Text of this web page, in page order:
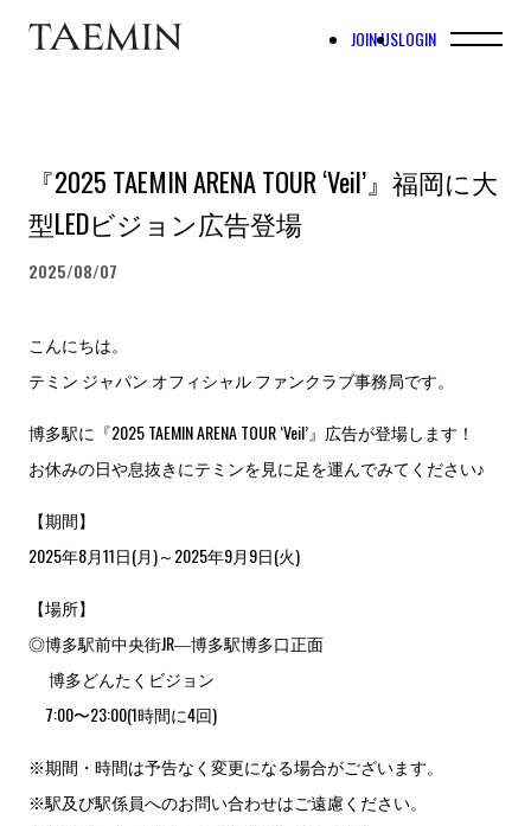
JOIN USLOGIN
『2025 TAEMIN ARENA TOUR ‘Veil’』福岡に大
型LEDビジョン広告登場
2025/08/07
こんにちは。
テミン ジャパン オフィシャル ファンクラブ事務局です。
博多駅に『2025 TAEMIN ARENA TOUR ‘Veil’』広告が登場します！
お休みの日や息抜きにテミンを見に足を運んでみてください♪
【期間】
2025年8月11日(月)～2025年9月9日(火)
【場所】
◎博多駅前中央街JR―博多駅博多口正面
博多どんたくビジョン
7:00〜23:00(1時間に4回)
※期間・時間は予告なく変更になる場合がございます。
※駅及び駅係員へのお問い合わせはご遠慮ください。